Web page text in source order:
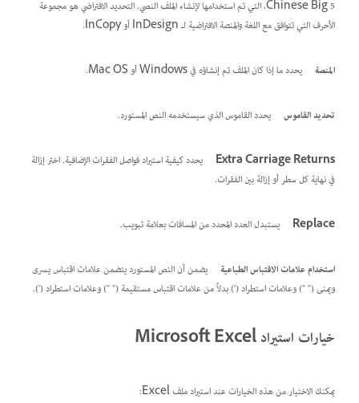
Chinese Big 5، التي تم استخدامها لإنشاء الملف النصي. التحديد الافتراضي هو مجموعة
الأحرف التي تتوافق مع اللغة والمنصة الافتراضية لـ InDesign أو InCopy.
المنصة يحدد ما إذا كان الملف تم إنشاؤه في Windows أو Mac OS.
تحديد القاموس يحدد القاموس الذي سيستخدمه النص المستورد.
Extra Carriage Returns
يحدد كيفية استيراد فواصل الفقرات الإضافية. اختر إزالة
في نهاية كل سطر أو إزالة بين الفقرات.
Replace يستبدل العدد المحدد من المسافات بعلامة تبويب.
استخدام علامات الاقتباس الطباعية
يضمن أن النص المستورد يتضمن علامات اقتباس يسرى
ويمنى (" ") وعلامات استطراد (') بدلاً من علامات اقتباس مستقيمة (" ") وعلامات استطراد (').
خيارات استيراد Microsoft Excel
يمكنك الاختيار من هذه الخيارات عند استيراد ملف Excel: